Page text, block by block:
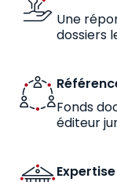
Une
dossiers
Fonds
éditeur
Expertise